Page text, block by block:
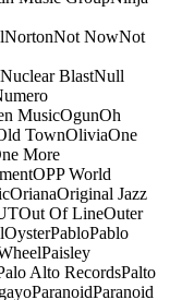
NortonNot NowNot
Nuclear BlastNull
MusicOgunOh
TownOliviaOne
More
OPP World
OrianaOriginal Jazz
Out Of LineOuter
OysterPabloPablo
Paisley
Alto RecordsPalto
ParanoidParanoid